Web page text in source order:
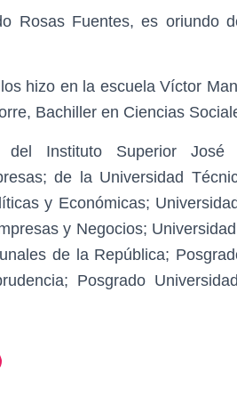
Rosas Fuentes, es oriundo
hizo en la escuela Víctor
Bachiller en Ciencias
Instituto Superior José
de la Universidad
y Económicas;
y Negocios;
de la República;
Posgrado